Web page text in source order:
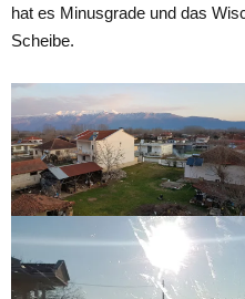
hat es Minusgrade und das
Scheibe.